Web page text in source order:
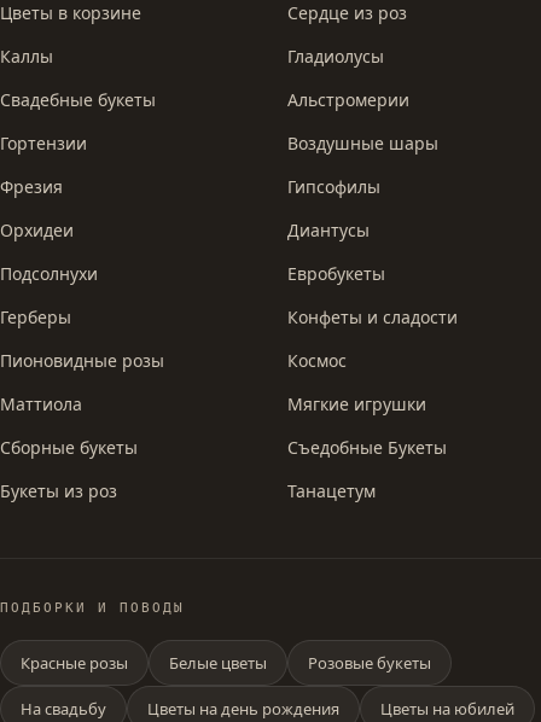
Цветы в корзине
Каллы
Свадебные букеты
Гортензии
Фрезия
Орхидеи
Подсолнухи
Герберы
Пионовидные розы
Маттиола
Сборные букеты
Букеты из роз
Сердце из роз
Гладиолусы
Альстромерии
Воздушные шары
Гипсофилы
Диантусы
Евробукеты
Конфеты и сладости
Космос
Мягкие игрушки
Съедобные Букеты
Танацетум
ПОДБОРКИ И ПОВОДЫ
Красные розы Белые цветы Розовые букеты
На свадьбу Цветы на день рождения Цветы на юбилей